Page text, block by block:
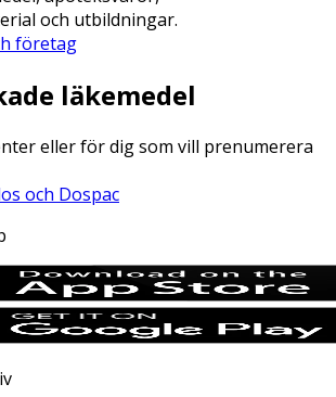
och utbildningar.
företag
läkemedel
eller för dig som vill prenumerera
och Dospac